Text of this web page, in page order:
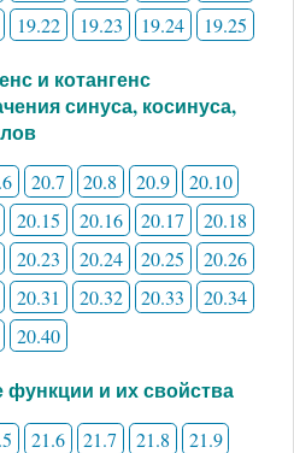
19.22 19.23 19.24 19.25
и котангенс
синуса, косинуса,
20.7 20.8 20.9
20.10
20.15 20.16 20.17
20.18
20.23 20.24 20.25
20.26
20.31 20.32 20.33
20.34
20.40
функции и их свойства
21.6 21.7 21.8
21.9